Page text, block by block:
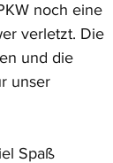
noch eine
verletzt. Die
und die
unser
Spaß